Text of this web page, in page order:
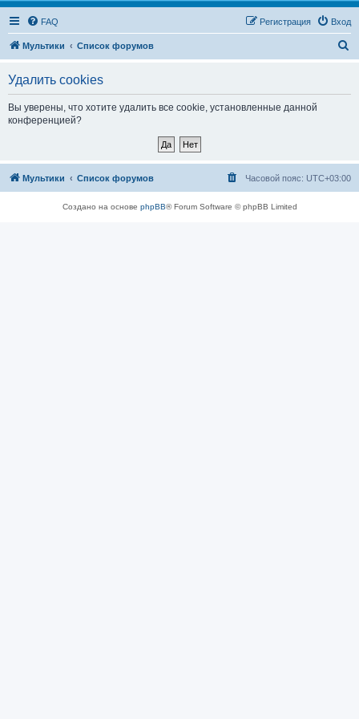
FAQ Вход
Регистрация
Мультики Список форумов
Удалить cookies
Вы уверены, что хотите удалить все cookie, установленные данной
конференцией?
Мультики Список форумов Часовой пояс: UTC+03:00
Создано на основе phpBB® Forum Software © phpBB Limited